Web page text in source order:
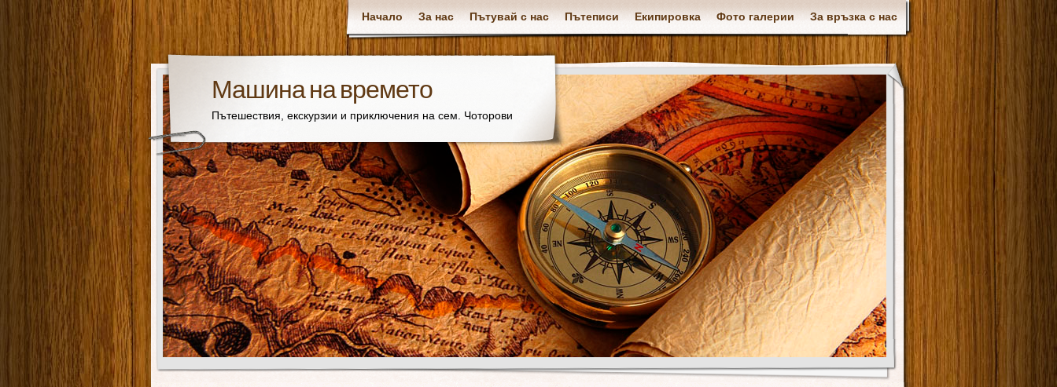
Начало За нас Пътувай с нас Пътеписи Екипировка Фото галерии За връзка с нас
Машина на времето
Пътешествия, екскурзии и приключения на сем. Чоторови